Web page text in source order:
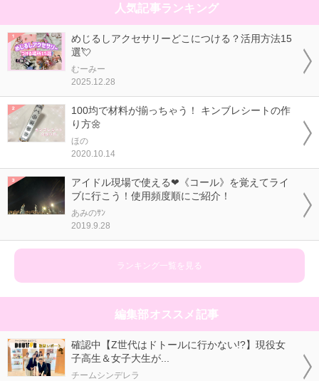
人気記事ランキング
めじるしアクセサリーどこにつける？活用方法15
選💘
むーみー
2025.12.28
100均で材料が揃っちゃう！ キンブレシートの作
り方🌼
ほの
2020.10.14
アイドル現場で使える❤《コール》を覚えてライ
ブに行こう！使用頻度順にご紹介！
あみのｻﾝ
2019.9.28
ランキング一覧を見る
編集部オススメ記事
確認中【Z世代はドトールに行かない!?】現役女
子高生＆女子大生が...
チームシンデレラ